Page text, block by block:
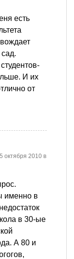
есть
сад.
И их
от
октября 2010 в
именно в
в 30-ые
А 80 и